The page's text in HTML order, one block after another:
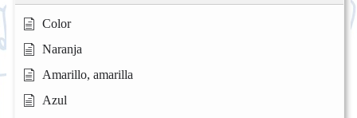
Color
Naranja
Amarillo, amarilla
Azul